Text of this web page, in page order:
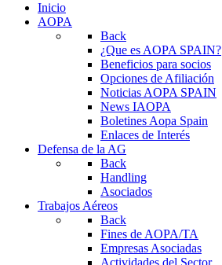
Inicio
AOPA
Back
¿Que es AOPA SPAIN?
Beneficios para socios
Opciones de Afiliación
Noticias AOPA SPAIN
News IAOPA
Boletines Aopa Spain
Enlaces de Interés
Defensa de la AG
Back
Handling
Asociados
Trabajos Aéreos
Back
Fines de AOPA/TA
Empresas Asociadas